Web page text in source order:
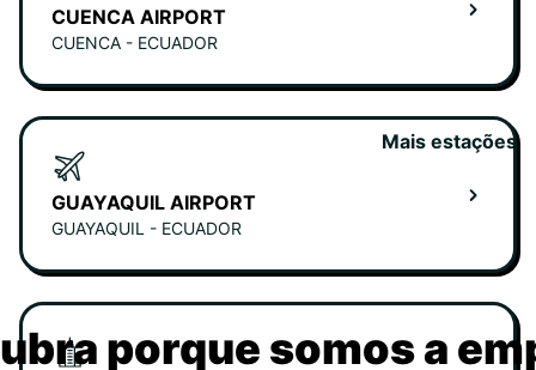
CUENCA AIRPORT
CUENCA - ECUADOR
GUAYAQUIL AIRPORT
GUAYAQUIL - ECUADOR
Mais estações
porque somos a